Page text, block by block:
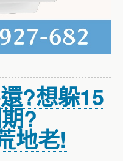
?想躲15
?
地老!